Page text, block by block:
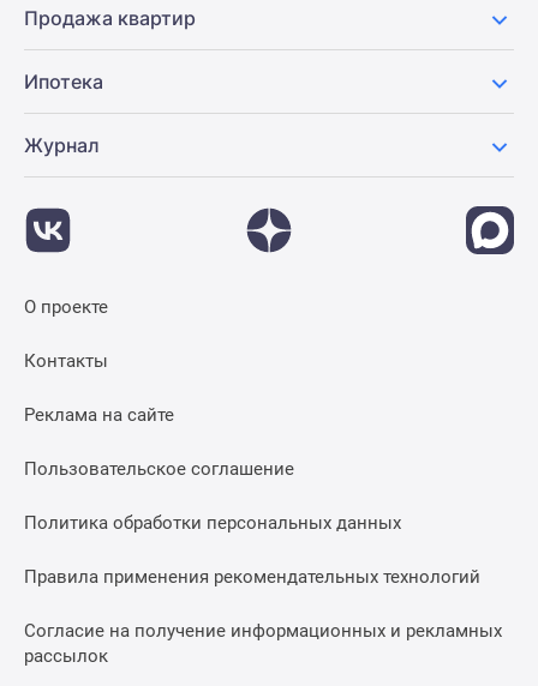
Продажа квартир
Ипотека
Журнал
О проекте
Контакты
Реклама на сайте
Пользовательское соглашение
Политика обработки персональных данных
Правила применения рекомендательных технологий
Согласие на получение информационных и рекламных
рассылок